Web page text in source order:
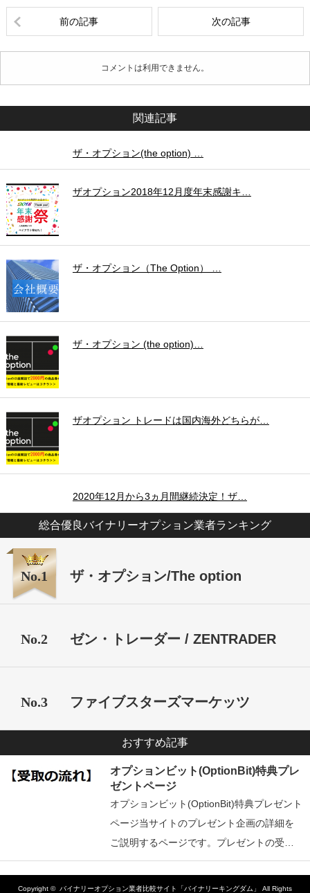
前の記事 次の記事
コメントは利用できません。
関連記事
ザ・オプション(the option) …
ザオプション2018年12月度年末感謝キ…
ザ・オプション（The Option） …
ザ・オプション (the option)…
ザオプション トレードは国内海外どちらが…
2020年12月から3ヵ月間継続決定！ザ…
総合優良バイナリーオプション業者ランキング
No.1 ザ・オプション/The option
No.2 ゼン・トレーダー / ZENTRADER
No.3 ファイブスターズマーケッツ
おすすめ記事
オプションビット(OptionBit)特典プレ
ゼントページ
オプションビット(OptionBit)特典プレゼント
ページ当サイトのプレゼント企画の詳細を
ご説明するページです。プレゼントの受…
Copyright © バイナリーオプション業者比較サイト「バイナリーキングダム」 All Rights